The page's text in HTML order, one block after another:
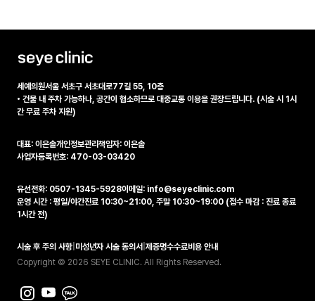
세예의원서울 서초구 서초대로77길 55, 10층
• 건물 내 주차 가능하나, 공간이 협소하므로 대중교통 이용을 권장드립니다. (시술 시 1시
간 무료 주차 지원)
대표: 이은솔개인정보관리책임자: 이은솔
사업자등록번호: 470-03-03420
유선전화: 0507-1345-5928이메일: info@seyeclinic.com
운영 시간 : 평일/야간진료 10:30~21:00, 주말 10:30~19:00 (접수 마감 : 진료 종료
1시간 전)
시술 후 주의 사항| 미성년자 시술 동의서 제증명수수료비용 안내
Copyright © 2026 SEYE CLINIC. All Rights Reserved.